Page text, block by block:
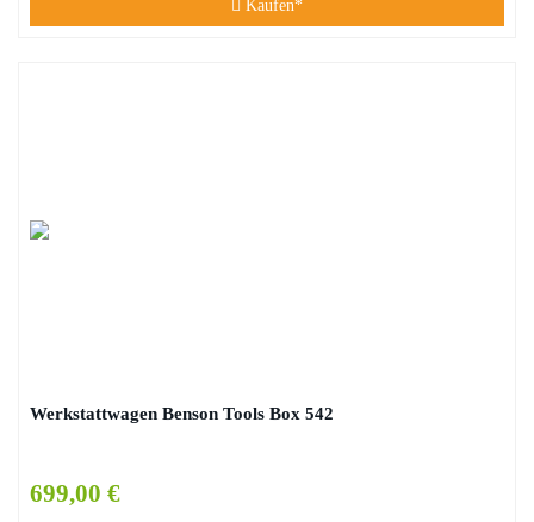
Kaufen*
Werkstattwagen Benson Tools Box 542
699,00 €